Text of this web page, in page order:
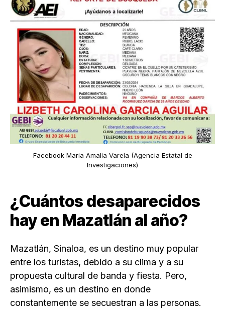
Facebook Maria Amalia Varela (Agencia Estatal de
Investigaciones)
¿Cuántos desaparecidos
hay en Mazatlán al año?
Mazatlán, Sinaloa, es un destino muy popular
entre los turistas, debido a su clima y a su
propuesta cultural de banda y fiesta. Pero,
asimismo, es un destino en donde
constantemente se secuestran a las personas.